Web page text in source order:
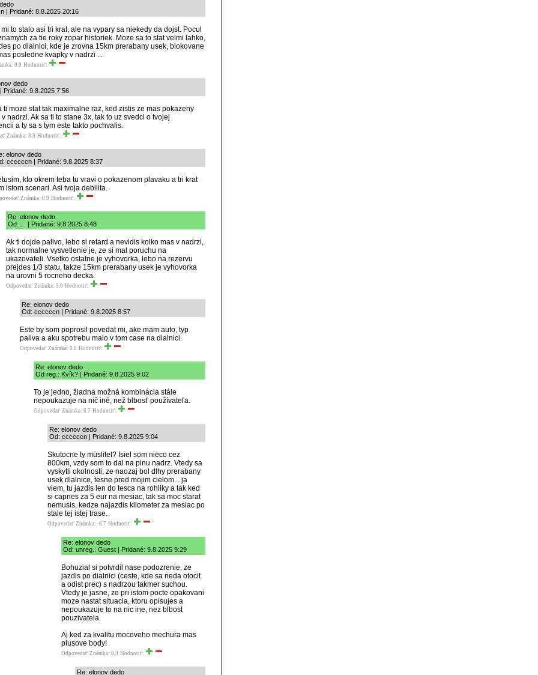
| Pridané: 8.8.2025 20:16
to stalo asi tri krat, ale na vypary sa niekedy da dojst. Pocul
za tie roky zopar historiek. Moze sa to stat velmi lahko,
po dialnici, kde je zrovna 15km prerabany usek, blokovane
posledne kvapky v nadrzi ...
0.0 Hodnotiť:
dedo
Pridané: 9.8.2025 7:56
ti moze stat tak maximalne raz, ked zistis ze mas pokazeny
nadrzi. Ak sa ti to stane 3x, tak to uz svedci o tvojej
a ty sa s tym este takto pochvalis.
Známka: 3.3 Hodnotiť:
elonov dedo
ccccccn | Pridané: 9.8.2025 8:37
kto okrem teba tu vravi o pokazenom plavaku a tri krat
istom scenari. Asi tvoja debilita.
Známka: 0.9 Hodnotiť:
Re: elonov dedo
Od: ... | Pridané: 9.8.2025 8:48
Ak ti dojde palivo, lebo si retard a nevidis kolko mas v nadrzi,
tak normalne vysvetlenie je, ze si mal poruchu na
ukazovateli. Vsetko ostatne je vyhovorka, lebo na rezervu
prejdes 1/3 statu, takze 15km prerabany usek je vyhovorka
na urovni 5 rocneho decka.
Odpovedať Známka: 5.0 Hodnotiť:
Re: elonov dedo
Od: ccccccn | Pridané: 9.8.2025 8:57
Este by som poprosil povedat mi, ake mam auto, typ
paliva a aku spotrebu malo v tom case na dialnici.
Odpovedať Známka: 0.0 Hodnotiť:
Re: elonov dedo
Od reg.: Kvík? | Pridané: 9.8.2025 9:02
To je jedno, žiadna možná kombinácia stále
nepoukazuje na nič iné, než blbosť používateľa.
Odpovedať Známka: 6.7 Hodnotiť:
Re: elonov dedo
Od: ccccccn | Pridané: 9.8.2025 9:04
Skutocne ty müslitel? Isiel som nieco cez
800km, vzdy som to dal na plnu nadrz. Vtedy sa
vyskytli okolnosti, ze naozaj bol dlhy prerabany
usek dialnice, tesne pred mojim cielom... ja
viem, tu jazdis len do tesca na rohliky a tak ked
si capnes za 5 eur na mesiac, tak sa moc starat
nemusis, kedze najazdis kilometer za mesiac po
stale tej istej trase.
Odpovedať Známka: -6.7 Hodnotiť:
Re: elonov dedo
Od: unreg.: Guest | Pridané: 9.8.2025 9:29
Bohuzial si potvrdil nase podozrenie, ze
jazdis po dialnici (ceste, kde sa neda otocit
a odist prec) s nadrzou takmer suchou.
Vtedy je jasne, ze pri istom pocte opakovani
moze nastat situacia, ktoru opisujes a
nepoukazuje to na nic ine, nez blbost
pouzivatela.
Aj ked za kvalitu mocoveho mechura mas
plusove body!
Odpovedať Známka: 8.3 Hodnotiť:
Re: elonov dedo